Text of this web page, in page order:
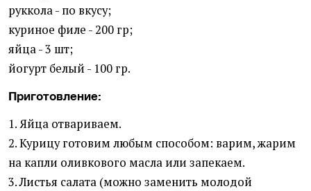
руккола - по вкусу;
куриное филе - 200 гр;
яйца - 3 шт;
йогурт белый - 100 гр.
Приготовление:
1. Яйца отвариваем.
2. Курицу готовим любым способом: варим, жарим
на капли оливкового масла или запекаем.
3. Листья салата (можно заменить молодой